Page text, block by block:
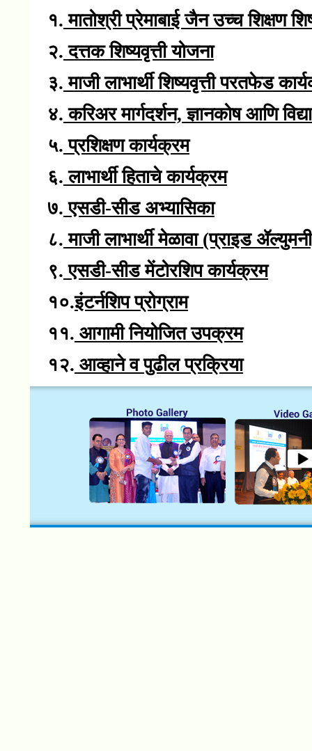
१. मातोश्री प्रेमाबाई जैन उच्च शिक्षण
२. दत्तक शिष्यवृत्ती योजना
३. माजी लाभार्थी शिष्यवृत्ती परतफेड
४. करिअर मार्गदर्शन, ज्ञानकोष आणि
५. प्रशिक्षण कार्यक्रम
६. लाभार्थी हिताचे कार्यक्रम
७. एसडी-सीड अभ्यासिका
८. माजी लाभार्थी मेळावा (प्राइड
९. एसडी-सीड मेंटोरशिप कार्यक्रम
१०.इंटर्नशिप प्रोग्राम
११. आगामी नियोजित उपक्रम
१२. आव्हाने व पुढील प्रक्रिया